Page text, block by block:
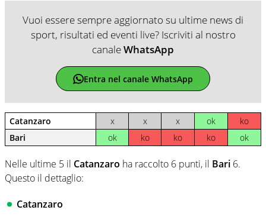
Vuoi essere sempre aggiornato su ultime news di
sport, risultati ed eventi live? Iscriviti al nostro
canaleWhatsApp
Entra nel canale WhatsApp
Catanzaro x x x ok
ko
Bari
ok ko ko ko ok
Nelle ultime 5 il Catanzaro ha raccolto 6 punti, il Bari 6.
Questo il dettaglio:
Catanzaro